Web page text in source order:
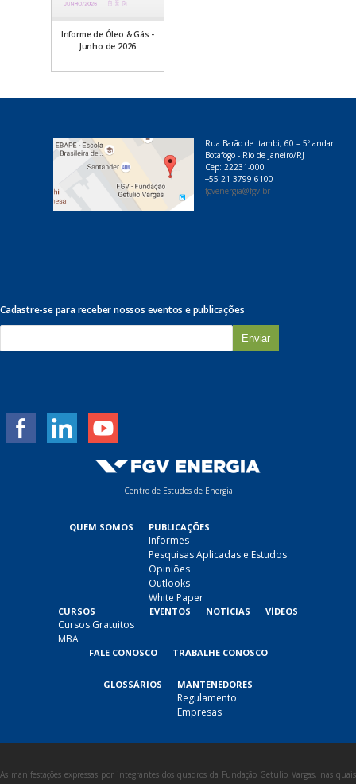
Informe de Óleo & Gás -
Junho de 2026
Rua Barão de Itambi, 60 – 5º andar
Botafogo - Rio de Janeiro/RJ
Cep: 22231-000
+55 21 3799-6100
fgvenergia@fgv.br
Cadastre-se para receber nossos eventos e publicações
m
Centro de Estudos de Energia
QUEM SOMOS PUBLICAÇÕES
Informes
Pesquisas Aplicadas e Estudos
Opiniões
Outlooks
White Paper
CURSOS
Cursos Gratuitos
MBA
EVENTOS NOTÍCIAS VÍDEOS
FALE CONOSCO TRABALHE CONOSCO
GLOSSÁRIOS MANTENEDORES
Regulamento
Empresas
As manifestações expressas por integrantes dos quadros da Fundação Getulio Vargas, nas quais